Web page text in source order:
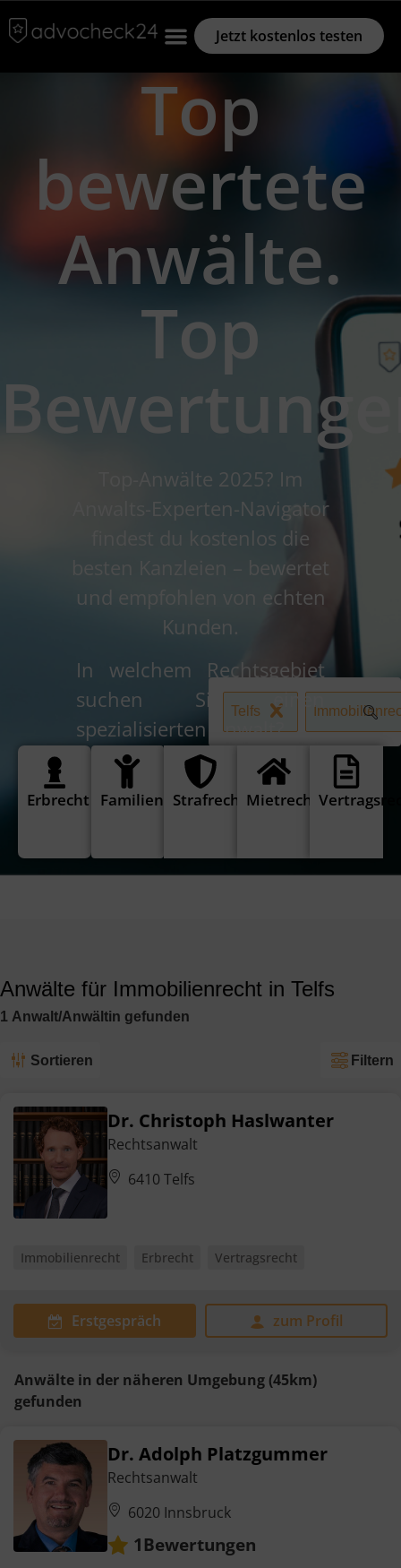
Jetzt kostenlos testen
Top
bewertete
Anwälte.
Top
Top-Anwälte 2025? Im
Anwalts-Experten-Navigator
findest du kostenlos die
besten Kanzleien – bewertet
und empfohlen von echten
Kunden.
Telfs
In welchem Rechtsgebiet
suchen Sie einen
spezialisierten Anwalt?
Erbrecht FamilienrechtStrafrecht Mietrecht
Anwälte für Immobilienrecht in Telfs
1 Anwalt/Anwältin gefunden
Sortieren Filtern
Dr. Christoph Haslwanter
Rechtsanwalt
6410 Telfs
Immobilienrecht Erbrecht Vertragsrecht
Erstgespräch zum Profil
Anwälte in der näheren Umgebung (45km)
gefunden
Dr. Adolph Platzgummer
Rechtsanwalt
6020 Innsbruck
1Bewertungen